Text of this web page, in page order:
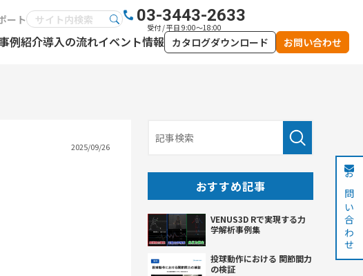
ート 03-3443-2633
受付 / 平日 9:00～18:00
例紹介導入の流れイベント情報 カタログダウンロード お問い合わせ
2025/09/26
おすすめ記事
VENUS3D Rで実現する力
学解析事例集
投球動作における 関節間力
の検証
お問い合わせ